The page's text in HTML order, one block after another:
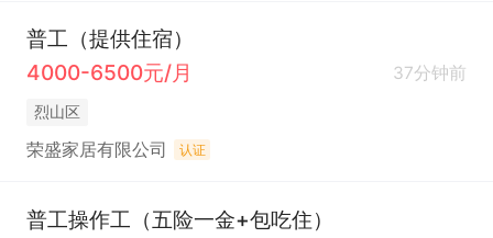
普工（提供住宿）
4000-6500元/月
37分钟前
烈山区
荣盛家居有限公司 认证
普工操作工（五险一金+包吃住）